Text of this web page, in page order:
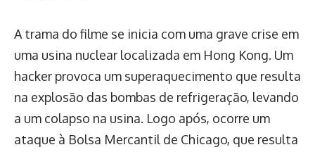
A trama do filme se inicia com uma grave crise em
uma usina nuclear localizada em Hong Kong. Um
hacker provoca um superaquecimento que resulta
na explosão das bombas de refrigeração, levando
a um colapso na usina. Logo após, ocorre um
ataque à Bolsa Mercantil de Chicago, que resulta